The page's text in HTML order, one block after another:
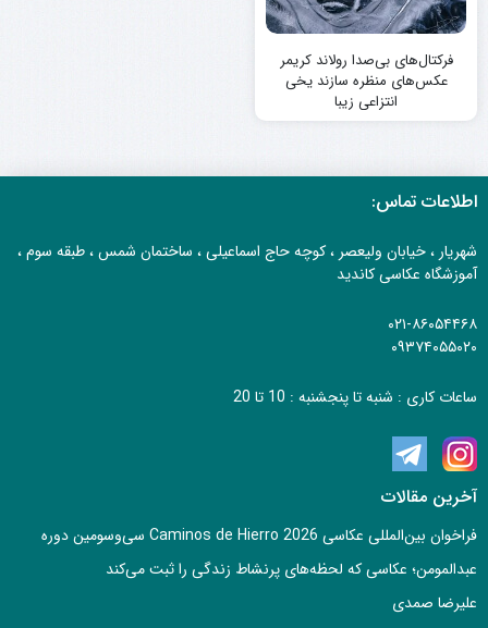
فرکتال‌های بی‌صدا رولاند کریمر
عکس‌های منظره سازند یخی
انتزاعی زیبا
اطلاعات تماس:
شهریار ، خیابان ولیعصر ، کوچه حاج اسماعیلی ، ساختمان شمس ، طبقه سوم ،
آموزشگاه عکاسی کاندید
۰۲۱-۸۶۰۵۴۴۶۸
۰۹۳۷۴۰۵۵۰۲۰
ساعات کاری : شنبه تا پنجشنبه : 10 تا 20
آخرین مقالات
فراخوان بین‌المللی عکاسی Caminos de Hierro 2026 سی‌وسومین دوره
عبدالمومن؛ عکاسی که لحظه‌های پرنشاط زندگی را ثبت می‌کند
علیرضا صمدی